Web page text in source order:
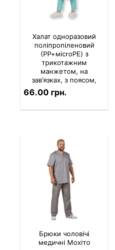
Халат одноразовий
поліпропіленовий
(РР+міcroPE) з
трикотажним
манжетом, на
зав’язках, з поясом,
для захисту від пилу,
бруду, бризок (ціна за
66.00 грн.
Брюки чоловічі
медичні Мохіто